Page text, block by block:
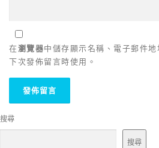
在瀏覽器中儲存顯示名稱、電子郵件
下次發佈留言時使用。
搜尋
搜尋